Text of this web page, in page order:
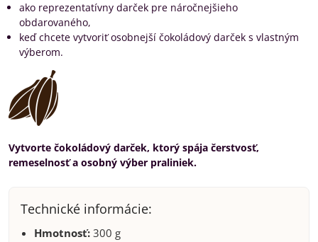
ako reprezentatívny darček pre náročnejšieho
obdarovaného,
keď chcete vytvoriť osobnejší čokoládový darček s vlastným
výberom.
Vytvorte čokoládový darček, ktorý spája čerstvosť,
remeselnosť a osobný výber praliniek.
Technické informácie:
Hmotnosť: 300 g